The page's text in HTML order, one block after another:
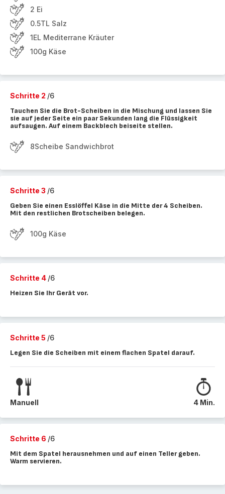
2 Ei
0.5TL Salz
1EL Mediterrane Kräuter
100g Käse
Schritte 2 /6
Tauchen Sie die Brot-Scheiben in die Mischung und lassen Sie
sie auf jeder Seite ein paar Sekunden lang die Flüssigkeit
aufsaugen. Auf einem Backblech beiseite stellen.
8Scheibe Sandwichbrot
Schritte 3 /6
Geben Sie einen Esslöffel Käse in die Mitte der 4 Scheiben.
Mit den restlichen Brotscheiben belegen.
100g Käse
Schritte 4 /6
Heizen Sie Ihr Gerät vor.
Schritte 5 /6
Legen Sie die Scheiben mit einem flachen Spatel darauf.
Manuell 4 Min.
Schritte 6 /6
Mit dem Spatel herausnehmen und auf einen Teller geben.
Warm servieren.